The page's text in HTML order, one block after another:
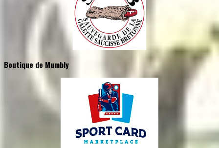
Boutique de Mumbly